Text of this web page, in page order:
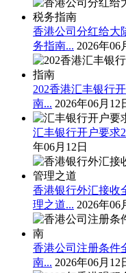
香港公司分红给大
务指南... 2026年06
202香港汇丰银行
南... 2026年06月12
汇丰银行开户要求
年06月12日
香港银行外汇接收
理之道... 2026年06
香港公司注册条件
南... 2026年06月12